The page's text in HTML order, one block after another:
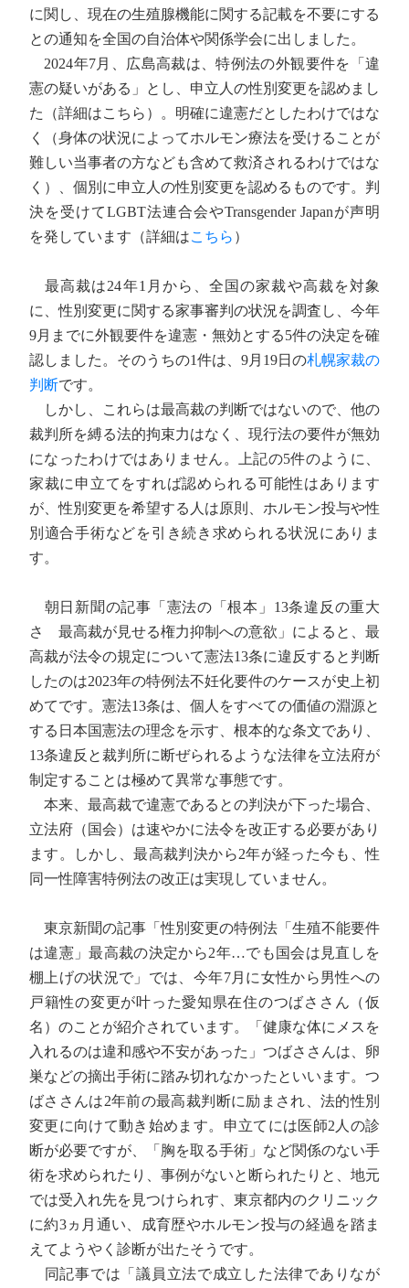
に関し、現在の生殖腺機能に関する記載を不要にする
との通知を全国の自治体や関係学会に出しました。
2024年7月、広島高裁は、特例法の外観要件を「違
憲の疑いがある」とし、申立人の性別変更を認めまし
た（詳細はこちら）。明確に違憲だとしたわけではな
く（身体の状況によってホルモン療法を受けることが
難しい当事者の方なども含めて救済されるわけではな
く）、個別に申立人の性別変更を認めるものです。判
決を受けてLGBT法連合会やTransgender Japanが声明
を発しています（詳細はこちら ）
最高裁は24年1月から、全国の家裁や高裁を対象
に、性別変更に関する家事審判の状況を調査し、今年
9月までに外観要件を違憲・無効とする5件の決定を確
認しました。そのうちの1件は、9月19日の札幌家裁の
判断です。
しかし、これらは最高裁の判断ではないので、他の
裁判所を縛る法的拘束力はなく、現行法の要件が無効
になったわけではありません。上記の5件のように、
家裁に申立てをすれば認められる可能性はあります
が、性別変更を希望する人は原則、ホルモン投与や性
別適合手術などを引き続き求められる状況にありま
す。
朝日新聞の記事「憲法の「根本」13条違反の重大
さ 最高裁が見せる権力抑制への意欲」によると、最
高裁が法令の規定について憲法13条に違反すると判断
したのは2023年の特例法不妊化要件のケースが史上初
めてです。憲法13条は、個人をすべての価値の淵源と
する日本国憲法の理念を示す、根本的な条文であり、
13条違反と裁判所に断ぜられるような法律を立法府が
制定することは極めて異常な事態です。
本来、最高裁で違憲であるとの判決が下った場合、
立法府（国会）は速やかに法令を改正する必要があり
ます。しかし、最高裁判決から2年が経った今も、性
同一性障害特例法の改正は実現していません。
東京新聞の記事「性別変更の特例法「生殖不能要件
は違憲」最高裁の決定から2年…でも国会は見直しを
棚上げの状況で」では、今年7月に女性から男性への
戸籍性の変更が叶った愛知県在住のつばささん（仮
名）のことが紹介されています。「健康な体にメスを
入れるのは違和感や不安があった」つばささんは、卵
巣などの摘出手術に踏み切れなかったといいます。つ
ばささんは2年前の最高裁判断に励まされ、法的性別
変更に向けて動き始めます。申立てには医師2人の診
断が必要ですが、「胸を取る手術」など関係のない手
術を求められたり、事例がないと断られたりと、地元
では受入れ先を見つけられす、東京都内のクリニック
に約3ヵ月通い、成育歴やホルモン投与の経過を踏ま
えてようやく診断が出たそうです。
同記事では「議員立法で成立した法律でありなが